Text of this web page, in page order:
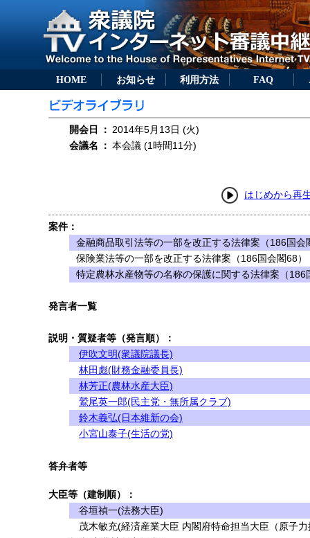
HOME お知らせ 利用方法 FAQ
開会日 ： 2014年5月13日 (火)
会議名
： 本会議 (1時間11分)
はじめから再
案件：
金融商品取引法等の一部を改正する法律案（186国会
保険業法等の一部を改正する法律案（186国会閣68）
特定農林水産物等の名称の保護に関する法律案（186
発言者一覧
説明・質疑者等（発言順）：
伊吹文明(衆議院議長)
林田彪(財務金融委員長)
林芳正(農林水産大臣)
鷲尾英一郎(民主党・無所属クラブ)
鈴木義弘(日本維新の会)
小宮山泰子(生活の党)
答弁者等
大臣等（建制順）：
谷垣禎一(法務大臣)
茂木敏充(経済産業大臣 内閣府特命担当大臣（原子